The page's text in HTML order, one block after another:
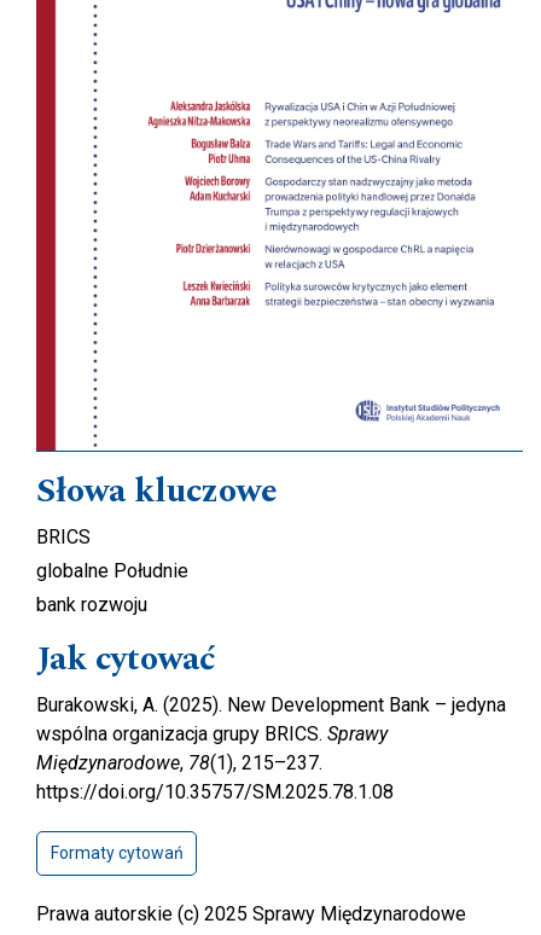
Słowa kluczowe
BRICS
globalne Południe
bank rozwoju
Jak cytować
Burakowski, A. (2025). New Development Bank – jedyna
wspólna organizacja grupy BRICS. Sprawy
Międzynarodowe, 78(1), 215–237.
https://doi.org/10.35757/SM.2025.78.1.08
Formaty cytowań
Prawa autorskie (c) 2025 Sprawy Międzynarodowe